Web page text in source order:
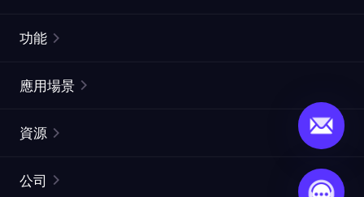
靜態住宅代理
網頁擷取 API
功能
ISP代理
ProxySite
應用場景
市場研究
資源
公司